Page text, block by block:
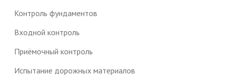
Контроль фундаментов
Входной контроль
Приёмочный контроль
Испытание дорожных материалов